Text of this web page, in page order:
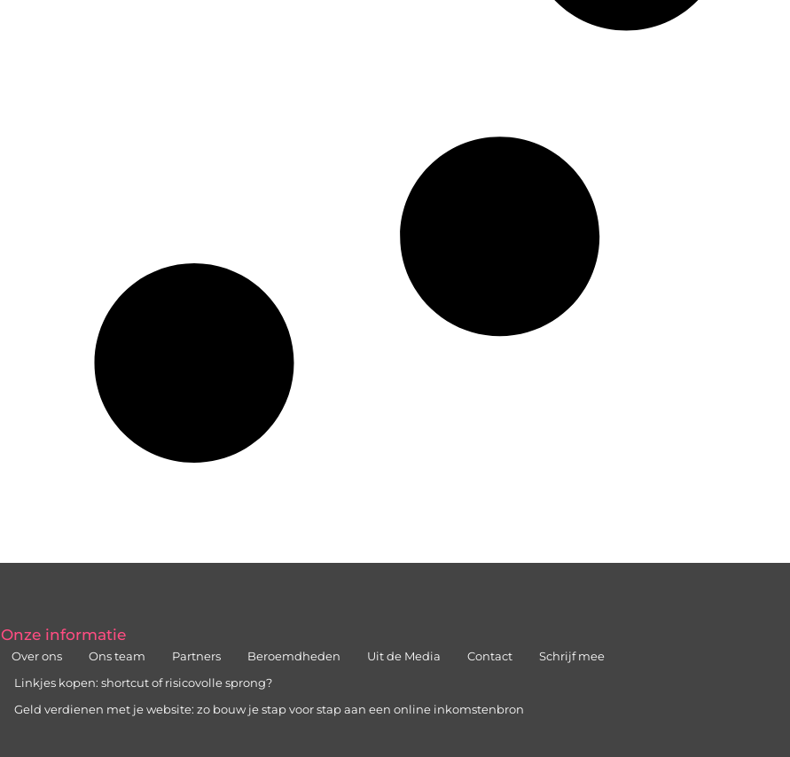
Onze informatie
Over ons Ons team Partners Beroemdheden Uit de Media Contact
Schrijf mee
Linkjes kopen: shortcut of risicovolle sprong?
Geld verdienen met je website: zo bouw je stap voor stap aan een online inkomstenbron